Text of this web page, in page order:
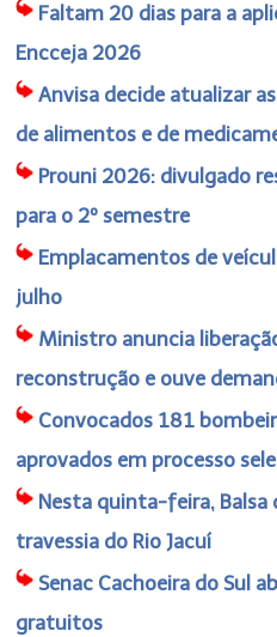
Faltam 20 dias para a
Encceja 2026
Anvisa decide atualizar
de alimentos e de
Prouni 2026: divulgado
para o 2º semestre
Emplacamentos de
julho
Ministro anuncia
reconstrução e ouve
Convocados 181
aprovados em processo
Nesta quinta-feira, Balsa
travessia do Rio Jacuí
Senac Cachoeira do Sul
gratuitos